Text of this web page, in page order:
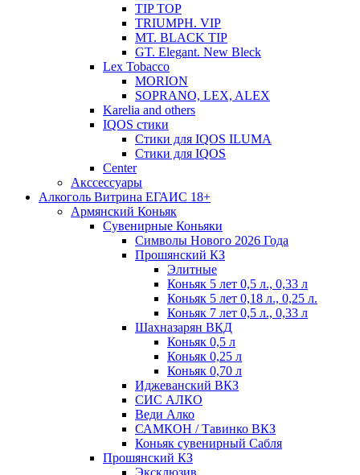
TIP TOP
TRIUMPH. VIP
MT. BLACK TIP
GT. Elegant. New Bleck
Lex Tobacco
MORION
SOPRANO, LEX, ALEX
Karelia and others
IQOS стики
Стики для IQOS ILUMA
Стики для IQOS
Сenter
Акссессуары
Алкоголь Витрина ЕГАИС 18+
Армянский Коньяк
Сувенирные Коньяки
Символы Нового 2026 Года
Прошянский КЗ
Элитные
Коньяк 5 лет 0,5 л., 0,33 л
Коньяк 5 лет 0,18 л., 0,25 л.
Коньяк 7 лет 0,5 л., 0,33 л
Шахназарян ВКД
Коньяк 0,5 л
Коньяк 0,25 л
Коньяк 0,70 л
Иджеванский ВКЗ
СИС АЛКО
Веди Алко
САМКОН / Тавинко ВКЗ
Коньяк сувенирный Сабля
Прошянский КЗ
Эксклюзив